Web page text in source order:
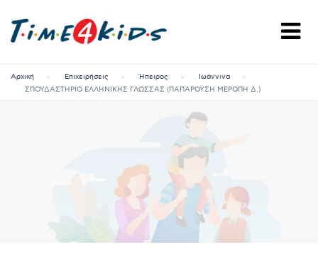
Αρχική Επιχειρήσεις Ήπειρος
Ιωάννινα
ΣΠΟΥΔΑΣΤΗΡΙΟ ΕΛΛΗΝΙΚΗΣ ΓΛΩΣΣΑΣ (ΠΑΠΑΡΟΥΣΗ ΜΕΡΟΠΗ Δ.)